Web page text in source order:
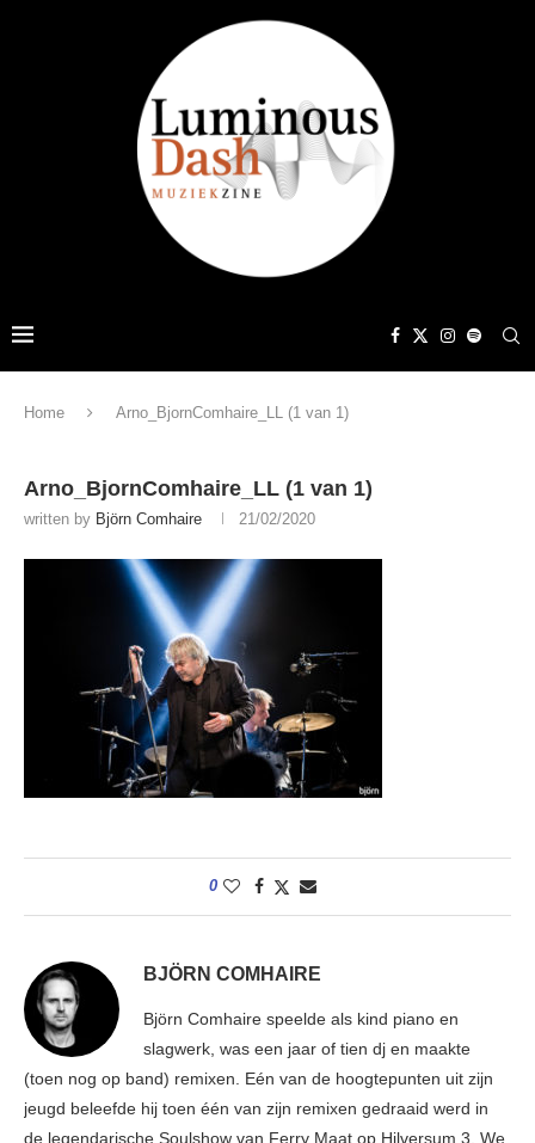
Home Arno_BjornComhaire_LL (1 van 1)
Arno_BjornComhaire_LL (1 van 1)
written by Björn Comhaire 21/02/2020
0
BJÖRN COMHAIRE
Björn Comhaire speelde als kind piano en
slagwerk, was een jaar of tien dj en maakte
(toen nog op band) remixen. Eén van de hoogtepunten uit zijn
jeugd beleefde hij toen één van zijn remixen gedraaid werd in
de legendarische Soulshow van Ferry Maat op Hilversum 3. We